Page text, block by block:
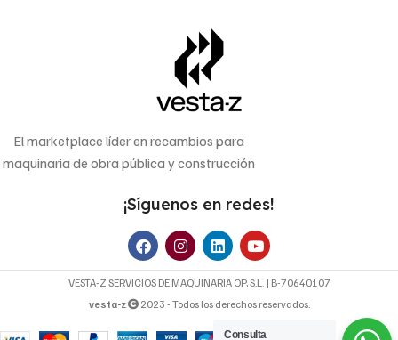
El marketplace líder en recambios para
maquinaria de obra pública y construcción
¡Síguenos en redes!
VESTA-Z SERVICIOS DE MAQUINARIA OP, S.L. | B-70640107
vesta-z
2023 - Todos los derechos reservados.
Consulta